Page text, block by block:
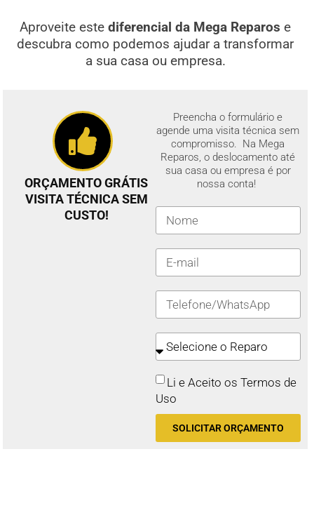
Aproveite estediferencial da Mega Reparos e
descubra como podemos ajudar a transformar
a sua casa ou empresa.
ORÇAMENTO GRÁTIS
VISITA TÉCNICA SEM
CUSTO!
Preencha o formulário e
agende uma visita técnica sem
compromisso. Na Mega
Reparos, o deslocamento até
sua casa ou empresa é por
nossa conta!
Li e Aceito os Termos de
Uso
SOLICITAR ORÇAMENTO